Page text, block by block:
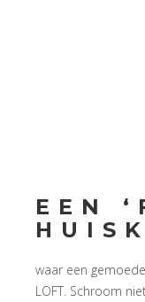
EEN
waar een
LOFT. Schroom